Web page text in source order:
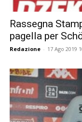
Rassegna
pagella per
Redazione - 17 Ago 2019